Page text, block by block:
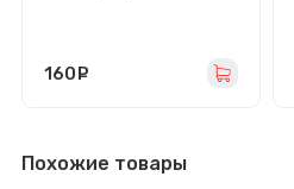
160
Похожие товары